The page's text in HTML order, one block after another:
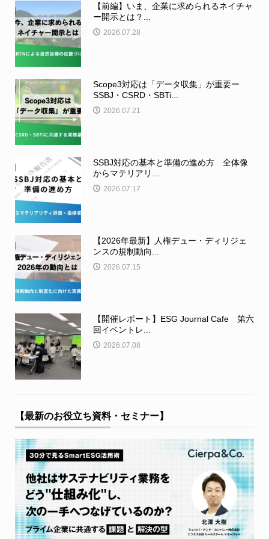
【前編】いま、企業に求められるネイチャ
ー開示とは？...
2026.07.28
Scope3対応は「データ収集」が重要ー
SSBJ・CSRD・SBTi...
2026.07.21
SSBJ対応の基本と準備の進め方 全体像
からマテリアリ...
2026.07.17
【2026年最新】人権デュー・ディリジェ
ンスの規制動向...
2026.07.15
【開催レポート】ESG Journal Cafe 第六
回イベントレ...
2026.07.08
【最新のお役立ち資料・セミナー】